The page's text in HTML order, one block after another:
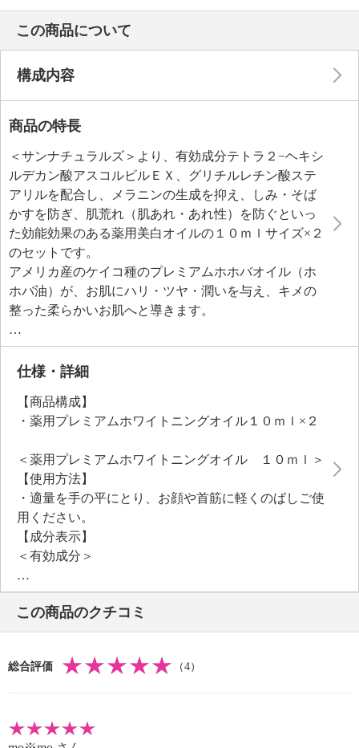
この商品について
構成内容
商品の特長
＜サンナチュラルズ＞より、有効成分テトラ２−ヘキシ
ルデカン酸アスコルビルＥＸ、グリチルレチン酸ステ
アリルを配合し、メラニンの生成を抑え、しみ・そば
かすを防ぎ、肌荒れ（肌あれ・あれ性）を防ぐといっ
た効能効果のある薬用美白オイルの１０ｍｌサイズ×２
のセットです。
アメリカ産のケイコ種のプレミアムホホバオイル（ホ
ホバ油）が、お肌にハリ・ツヤ・潤いを与え、キメの
整った柔らかいお肌へと導きます。
お肌にハリ、潤いを与える紅花由来のリノール酸誘導
体（リノール酸エチル）を配合。
天然ビタミンＥが、お肌のキメを整えます。
ニオイデンジクアオイ油、イランイラン花油、マンダ
リンオレンジ果皮油、レモングラス葉油、ラベンダー
＜配合／無配合表示＞
合成香料不使用、ノンアルコール、防腐剤不使用、タ
ール系色素不使用
仕様・詳細
【商品構成】
・薬用プレミアムホワイトニングオイル１０ｍｌ×２
＜薬用プレミアムホワイトニングオイル １０ｍｌ＞
【使用方法】
・適量を手の平にとり、お顔や首筋に軽くのばしご使
用ください。
【成分表示】
＜有効成分＞
・テトラ２−ヘキシルデカン酸アスコルビルＥＸ、グ
リチルレチン酸ステアリル
＜その他の成分＞
・ホホバ油、リノール酸エチル、天然ビタミンＥ、香
【使用上の注意事項】
・傷、はれもの、湿疹等、異常のある部位にはご使用
お肌に異常が生じていないかよく注意してご使用く
この商品のクチコミ
総合評価 （4）